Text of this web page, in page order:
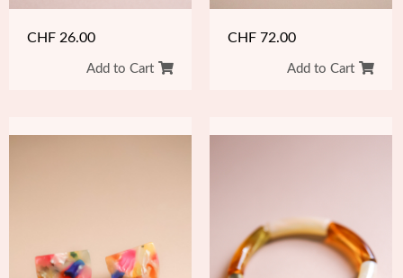
CHF 26.00
Add to Cart
CHF 72.00
Add to Cart